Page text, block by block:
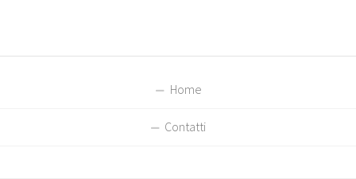
Home
Contatti